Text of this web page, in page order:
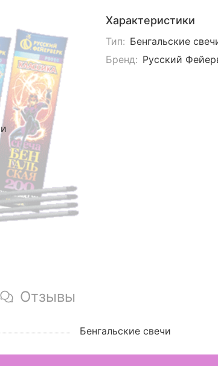
Характеристики
Тип: Бенгальские
Бренд: Русский
Отзывы
Бенгальские свечи